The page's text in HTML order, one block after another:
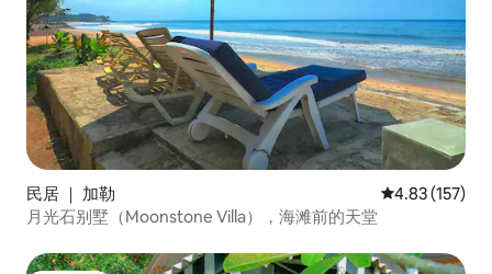
民居 ｜ 加勒 平均评分 4.83
4.83 (157)
月光石别墅（Moonstone Villa），海滩前的天堂